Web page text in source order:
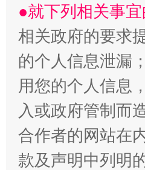
习近平的博鳌关键词
●就下列相关事
相关政府的要求
的个人信息泄漏；
用您的个人信息
入或政府管制而
合作者的网站在
款及声明中列明